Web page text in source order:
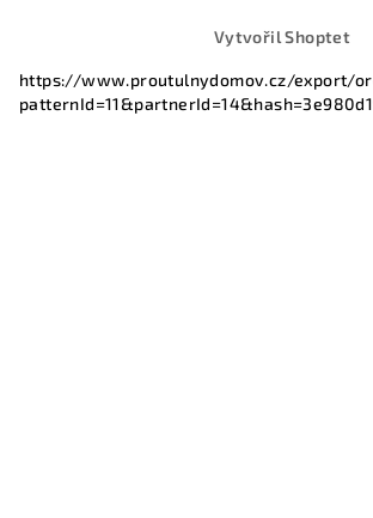
Vytvořil Shoptet
https://www.proutulnydomov.cz/export/